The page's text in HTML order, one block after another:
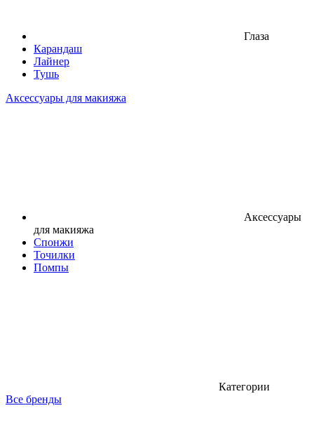
Глаза
Карандаш
Лайнер
Тушь
Аксессуары для макияжа
Аксессуары
для макияжа
Спонжи
Точилки
Помпы
Категории
Все бренды